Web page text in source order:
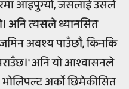
आइपुग्यो, जसलाई उसले
अनि त्यसले ध्यानसित
अवश्य पाउँछौ, किनकि
अनि यो आश्वासनले
अर्को छिमेकीसित